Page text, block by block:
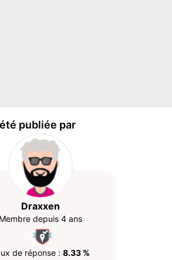
publiée par
Draxxen
Membre depuis 4 ans
de réponse : 8.33 %